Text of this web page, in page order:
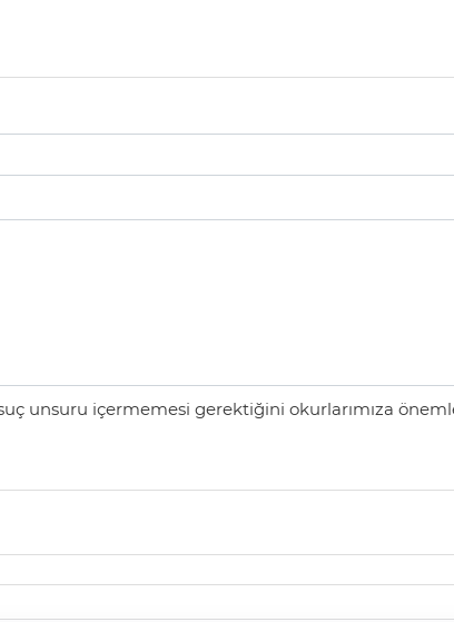
unsuru içermemesi gerektiğini okurlarımıza önemle